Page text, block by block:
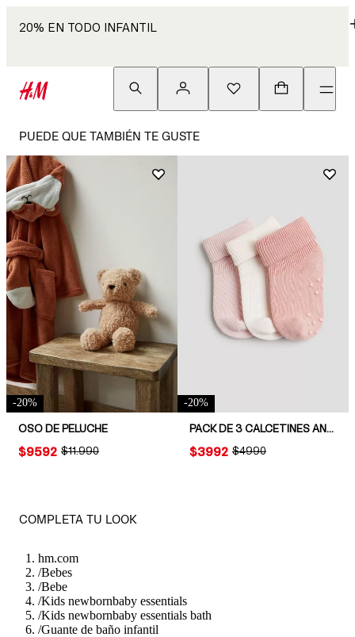
20% EN TODO INFANTIL
PUEDE QUE TAMBIÉN TE GUSTE
-20%
OSO DE PELUCHE
ORIGINAL PRICE:
$11.990
PRICE:
$9592
-20%
PACK DE 3 CALCETINES ANTIDESLIZANTES
ORIGINAL PRICE:
$4990
PRICE:
$3992
COMPLETA TU LOOK
hm.com
/Bebes
/Bebe
/Kids newbornbaby essentials
/Kids newbornbaby essentials bath
/Guante de baño infantil